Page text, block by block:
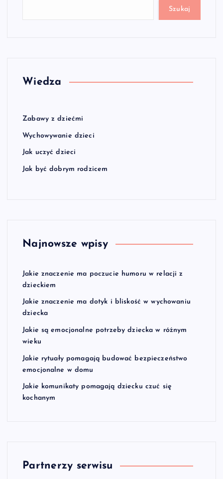
Szukaj
Wiedza
Zabawy z dziećmi
Wychowywanie dzieci
Jak uczyć dzieci
Jak być dobrym rodzicem
Najnowsze wpisy
Jakie znaczenie ma poczucie humoru w relacji z
dzieckiem
Jakie znaczenie ma dotyk i bliskość w wychowaniu
dziecka
Jakie są emocjonalne potrzeby dziecka w różnym
wieku
Jakie rytuały pomagają budować bezpieczeństwo
emocjonalne w domu
Jakie komunikaty pomagają dziecku czuć się
kochanym
Partnerzy serwisu